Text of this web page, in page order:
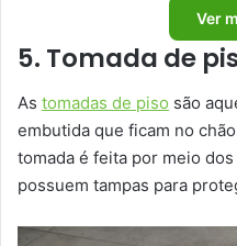
Ver
5. Tomada de
As tomadas de piso são
embutida que ficam no
tomada é feita por meio
possuem tampas para